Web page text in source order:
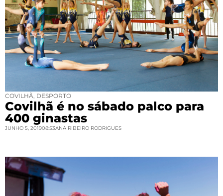
COVILHÃ, DESPORTO
Covilhã é no sábado palco para
400 ginastas
JUNHO 5, 201908:53ANA RIBEIRO RODRIGUES